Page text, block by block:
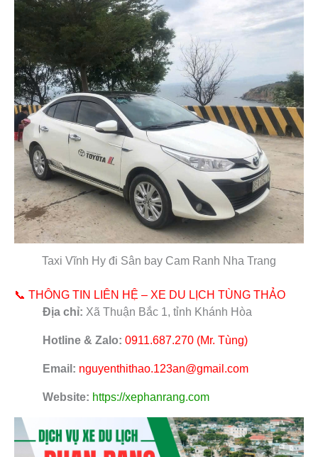
Taxi Vĩnh Hy đi Sân bay Cam Ranh Nha Trang
📞 THÔNG TIN LIÊN HỆ – XE DU LỊCH TÙNG THẢO
Địa chỉ: Xã Thuận Bắc 1, tỉnh Khánh Hòa
Hotline & Zalo: 0911.687.270 (Mr. Tùng)
Email: nguyenthithao.123an@gmail.com
Website: https://xephanrang.com